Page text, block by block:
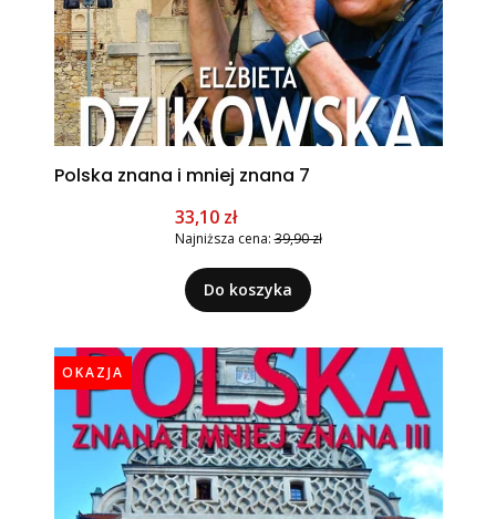
Polska znana i mniej znana 7
Cena promocyjna
33,10 zł
Najniższa cena: 39,90 zł
Do koszyka
OKAZJA